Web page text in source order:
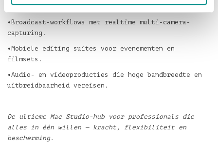
Praktische toepassingen:
•Broadcast-workflows met realtime multi-camera-
capturing.
•Mobiele editing suites voor evenementen en
filmsets.
•Audio- en videoproducties die hoge bandbreedte en
uitbreidbaarheid vereisen.
De ultieme Mac Studio-hub voor professionals die
alles in één willen — kracht, flexibiliteit en
bescherming.